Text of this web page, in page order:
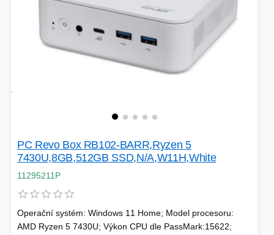
HERNÍ MONITORY
NAPÁJECÍ ZDROJE
GRAFICKÉ APLIKACE
CLOUDOVÉ APLIKACE
REPRODUKTORY a SOUNDBARY
DOPLŇKY
KONEKTORY
ÚLOŽIŠTĚ KAMERY
MIKROVLNNÉ TROUBY
PC Revo Box RB102-BARR,Ryzen 5
7430U,8GB,512GB SSD,N/A,W11H,White
11295211P
Operační systém: Windows 11 Home; Model procesoru:
AMD Ryzen 5 7430U; Výkon CPU dle PassMark:15622;